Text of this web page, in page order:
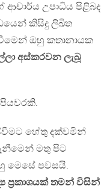
උපාධිය පිළිබද
කිසිදු ලිඛිත
ඔහු කතානායක
අස්කරවන ලැබූ
හේතු දක්වමින්
මතු පිට
මෙසේ පවසයි.
ප්‍රකාශයක් තමන් විසින්